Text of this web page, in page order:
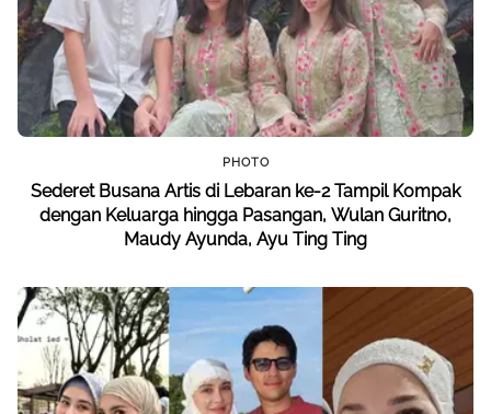
PHOTO
Sederet Busana Artis di Lebaran ke-2 Tampil Kompak
dengan Keluarga hingga Pasangan, Wulan Guritno,
Maudy Ayunda, Ayu Ting Ting